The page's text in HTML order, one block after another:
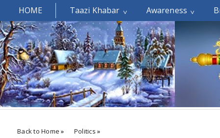
HOME Taazi Khabar Awareness
Welcomes You.....
Back to Home » Politics »